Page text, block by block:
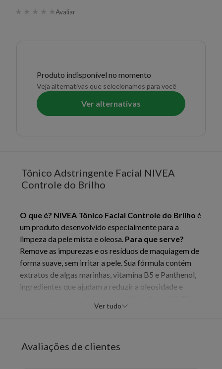
★ ★ ★ ★ ★Avaliar
Produto indisponível no momento
Veja alternativas que selecionamos para você
Ver alternativas
Tônico Adstringente Facial NIVEA
Controle do Brilho
O que é? NIVEA Tônico Facial Controle do Brilho é
um produto desenvolvido especialmente para a
limpeza da pele mista e oleosa. Para que serve?
Remove as impurezas e os resíduos de maquiagem de
forma suave, sem irritar a pele. Sua fórmula contém
extratos de algas marinhas, vitamina B5 e Panthenol,
ingredientes que ajudam a reduzir a oleosidade e
Tônico Facial Controle do Brilho desobstrui os poros,
álcool etílico, corantes e conservantes. Cuide da sua
Ver tudo
Avaliações de clientes